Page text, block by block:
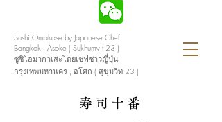
Sushi Omakase by Japanese Chef
Bangkok , Asoke ( Sukhumvit 23 )
ซูชิโอมากาเสะโดยเชฟชาวญี่ปุ่น
กรุงเทพมหานคร , อโศก ( สุขุมวิท 23 )
寿司十番